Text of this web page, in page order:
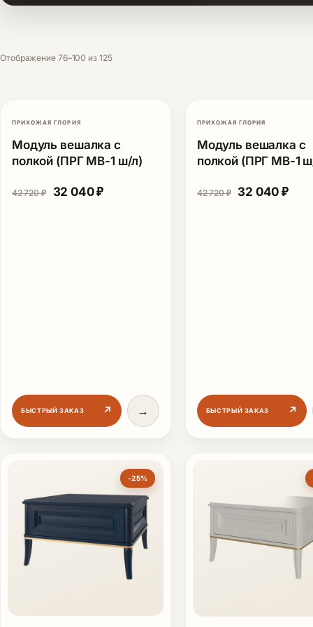
Отображение 76–100 из 125
ПРИХОЖАЯ ГЛОРИЯ
Модуль вешалка с
полкой (ПРГ МВ-1 ш/л)
42 720₽ Первоначальная цена составляла 42 720 ₽.
32 040₽Текущая цена: 32 040 ₽.
БЫСТРЫЙ ЗАКАЗ ↗ →
ПРИХОЖАЯ ГЛОРИЯ
Модуль вешалка с
полкой (ПРГ МВ-1
42 720₽ 32 040₽
БЫСТРЫЙ ЗАКАЗ ↗
-25%